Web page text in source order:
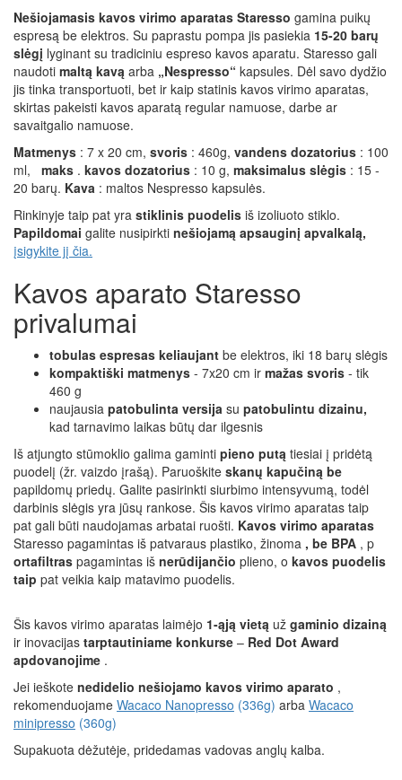
Nešiojamasis kavos virimo aparatas Staresso gamina puikų
espresą be elektros. Su paprastu pompa jis pasiekia 15-20 barų
slėgį lyginant su tradiciniu espreso kavos aparatu. Staresso gali
naudoti maltą kavą arba „Nespresso“ kapsules. Dėl savo dydžio
jis tinka transportuoti, bet ir kaip statinis kavos virimo aparatas,
skirtas pakeisti kavos aparatą regular namuose, darbe ar
savaitgalio namuose.
Matmenys : 7 x 20 cm, svoris : 460g, vandens dozatorius : 100
ml,
maks . kavos dozatorius : 10 g, maksimalus slėgis : 15 -
20 barų. Kava : maltos Nespresso kapsulės.
Rinkinyje taip pat yra stiklinis puodelis iš izoliuoto stiklo.
Papildomai galite nusipirkti nešiojamą apsauginį apvalkalą,
įsigykite jį čia.
Kavos aparato Staresso
privalumai
tobulas espresas keliaujant be elektros, iki 18 barų slėgis
kompaktiški matmenys - 7x20 cm ir mažas svoris - tik
460 g
naujausia patobulinta versija su patobulintu dizainu,
kad tarnavimo laikas būtų dar ilgesnis
Iš atjungto stūmoklio galima gaminti pieno putą tiesiai į pridėtą
puodelį (žr. vaizdo įrašą). Paruoškite skanų kapučiną be
papildomų priedų. Galite pasirinkti siurbimo intensyvumą, todėl
darbinis slėgis yra jūsų rankose. Šis kavos virimo aparatas taip
pat gali būti naudojamas arbatai ruošti. Kavos virimo aparatas
Staresso pagamintas iš patvaraus plastiko, žinoma , be BPA , p
ortafiltras pagamintas iš nerūdijančio plieno, o kavos puodelis
taip pat veikia kaip matavimo puodelis.
Šis kavos virimo aparatas laimėjo 1-ąją vietą už gaminio dizainą
ir inovacijas tarptautiniame konkurse – Red Dot Award
apdovanojime .
Jei ieškote nedidelio nešiojamo kavos virimo aparato ,
rekomenduojame Wacaco Nanopresso (336g) arba Wacaco
minipresso (360g)
Supakuota dėžutėje, pridedamas vadovas anglų kalba.